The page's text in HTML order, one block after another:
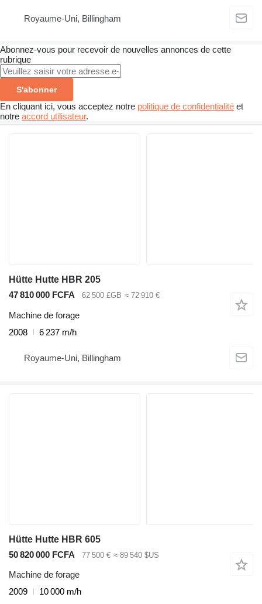
Royaume-Uni, Billingham
Abonnez-vous pour recevoir de nouvelles annonces de cette
rubrique
S'abonner
En cliquant ici, vous acceptez notre politique de confidentialité et
notre accord utilisateur.
Hütte Hutte HBR 205
47 810 000 FCFA
62 500 £GB ≈ 72 910 €
Machine de forage
2008
6 237 m/h
Royaume-Uni, Billingham
Hütte Hutte HBR 605
50 820 000 FCFA
77 500 € ≈ 89 540 $US
Machine de forage
2009
10 000 m/h